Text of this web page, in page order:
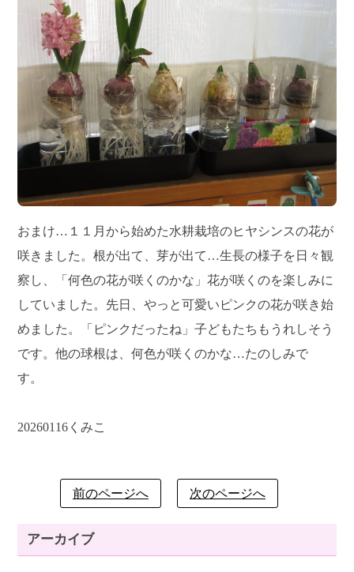
アーカイブ
おまけ…１１月から始めた水耕栽培のヒヤシンスの花が
咲きました。根が出て、芽が出て…生長の様子を日々観
察し、「何色の花が咲くのかな」花が咲くのを楽しみに
していました。先日、やっと可愛いピンクの花が咲き始
めました。「ピンクだったね」子どもたちもうれしそう
です。他の球根は、何色が咲くのかな…たのしみで
す
20260116くみこ
前のページへ 次のページへ